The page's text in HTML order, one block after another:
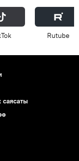
Rutube
саясаты